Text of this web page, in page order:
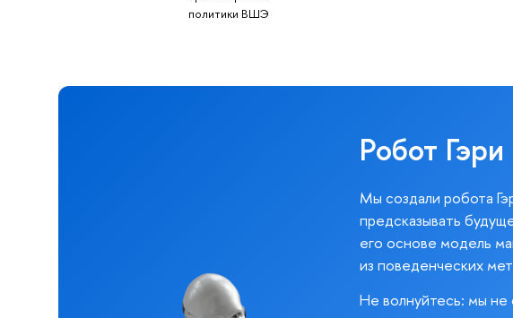
политики ВШЭ
Робот
Мы создали робота
предсказывать
его основе модель
из поведенческих
Не волнуйтесь: мы не